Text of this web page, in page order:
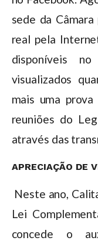
sede da
real pela
disponíveis
visualizados
mais uma
reuniões do
através das
APRECIAÇÃO DE
Neste ano,
Lei
concede o